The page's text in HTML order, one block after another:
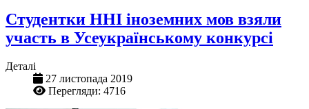
Студентки ННІ іноземних мов взяли
участь в Усеукраїнському конкурсі
Деталі
27 листопада 2019
Перегляди: 4716